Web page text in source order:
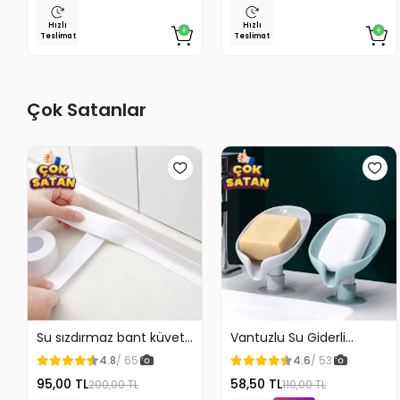
Hızlı
Teslimat
Hızlı
Teslimat
Çok Satanlar
Su sızdırmaz bant küvet
Tezgah tamir bandı
4.8/ 65
95,00 TL200,00 TL
Vantuzlu Su Giderli
Sabunluk Kaymaz
4.6/ 53
58,50 TL110,00 TL